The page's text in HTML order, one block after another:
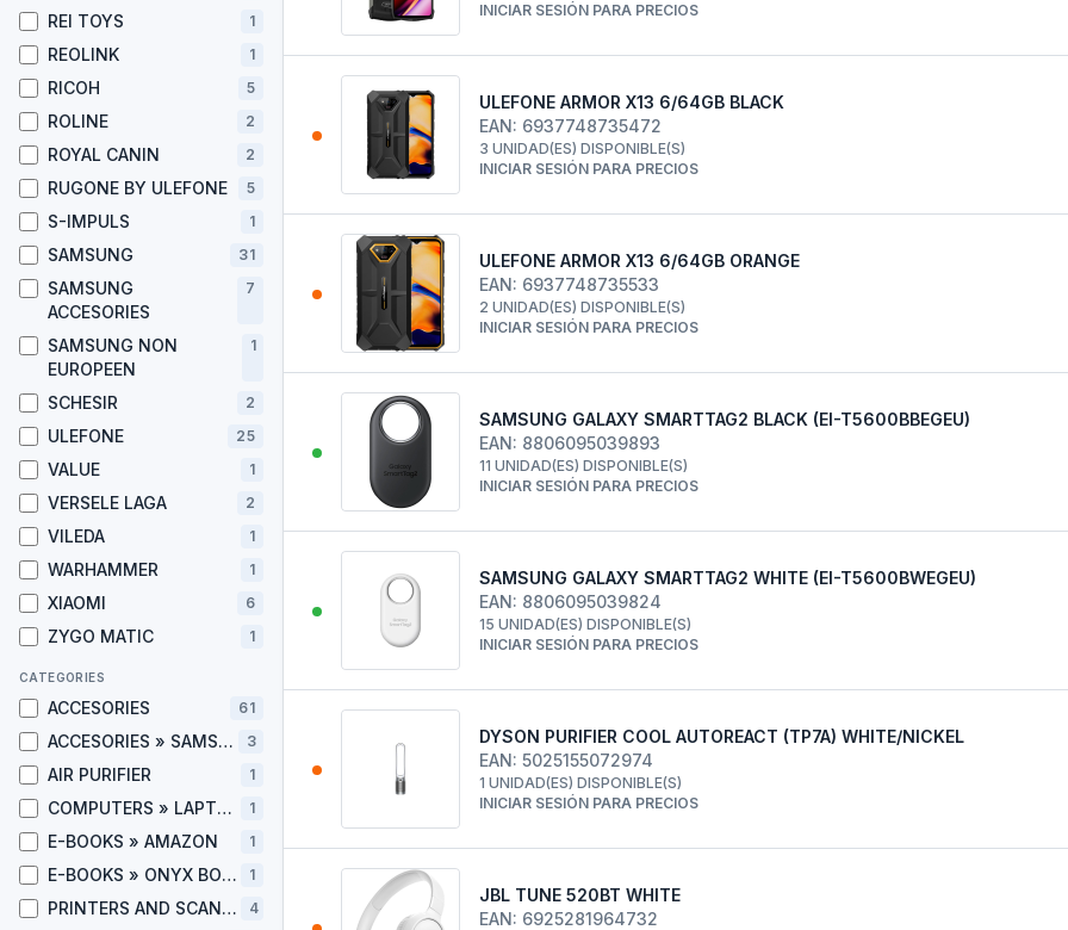
REI TOYS 1
REOLINK 1
RICOH 5
ROLINE 2
ROYAL CANIN 2
RUGONE BY ULEFONE 5
S-IMPULS 1
SAMSUNG 31
SAMSUNG
ACCESORIES
7
SAMSUNG NON
EUROPEEN
1
SCHESIR 2
ULEFONE 25
VALUE 1
VERSELE LAGA 2
VILEDA 1
WARHAMMER 1
XIAOMI 6
ZYGO MATIC 1
CATEGORIES
ACCESORIES 61
ACCESORIES » SAMSUNG 3
AIR PURIFIER 1
COMPUTERS » LAPTOPS 1
E-BOOKS » AMAZON 1
E-BOOKS » ONYX BOOX 1
PRINTERS AND SCANNERS » PRINTERS 4
INICIAR SESIÓN PARA PRECIOS
ULEFONE ARMOR X13 6/64GB BLACK
EAN: 6937748735472
3 UNIDAD(ES) DISPONIBLE(S)
INICIAR SESIÓN PARA PRECIOS
ULEFONE ARMOR X13 6/64GB ORANGE
EAN: 6937748735533
2 UNIDAD(ES) DISPONIBLE(S)
INICIAR SESIÓN PARA PRECIOS
SAMSUNG GALAXY SMARTTAG2 BLACK (EI-T5600BBEGEU)
EAN: 8806095039893
11 UNIDAD(ES) DISPONIBLE(S)
INICIAR SESIÓN PARA PRECIOS
SAMSUNG GALAXY SMARTTAG2 WHITE (EI-T5600BWEGEU)
EAN: 8806095039824
15 UNIDAD(ES) DISPONIBLE(S)
INICIAR SESIÓN PARA PRECIOS
DYSON PURIFIER COOL AUTOREACT (TP7A) WHITE/NICKEL
EAN: 5025155072974
1 UNIDAD(ES) DISPONIBLE(S)
INICIAR SESIÓN PARA PRECIOS
JBL TUNE 520BT WHITE
EAN: 6925281964732